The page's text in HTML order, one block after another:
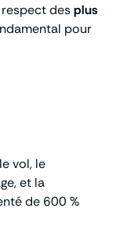
respect desplus
pour
vol, le
et la
de 600 %